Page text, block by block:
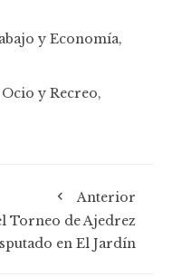
y Economía,
Ocio y Recreo,
Anterior
Torneo de Ajedrez
en El Jardín